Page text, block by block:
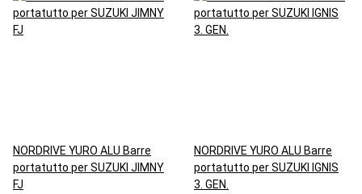
NORDRIVE YURO ALU Barre
portatutto per SUZUKI JIMNY
FJ
NORDRIVE YURO ALU Barre
portatutto per SUZUKI IGNIS
3. GEN.